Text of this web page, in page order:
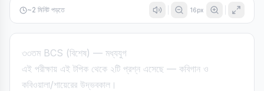
~2 মিনিট পড়তে 16px
৩৩তম BCS (বিশেষ) — মধ্যযুগ
এই পরীক্ষায় এই টপিক থেকে ২টি প্রশ্ন এসেছে — কবিগান ও
কবিওয়ালা/শায়েরের উদ্ভবকাল।